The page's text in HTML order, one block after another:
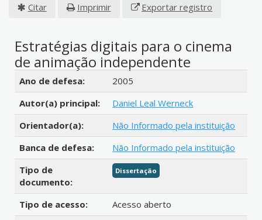
Citar Imprimir Exportar registro
Estratégias digitais para o cinema
de animação independente
Detalhes bibliográficos
Ano de defesa:
2005
Autor(a) principal:
Daniel Leal Werneck
Orientador(a):
Não Informado pela instituição
Banca de defesa:
Não Informado pela instituição
Tipo de
documento:
Dissertação
Tipo de acesso:
Acesso aberto